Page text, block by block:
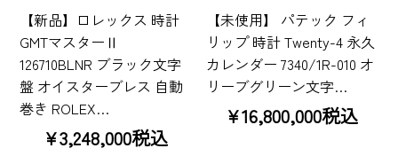
【新品】ロレックス 時計
GMTマスターⅡ
126710BLNR ブラック文字
盤 オイスターブレス 自動
巻き ROLEX…
¥3,248,000税込
【未使用】 パテック フィ
リップ 時計 Twenty-4 永久
カレンダー 7340/1R-010 オ
リーブグリーン文字…
¥16,800,000税込